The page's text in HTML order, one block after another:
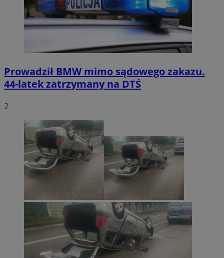
Prowadził BMW mimo sądowego zakazu.
44-latek zatrzymany na DTŚ
2